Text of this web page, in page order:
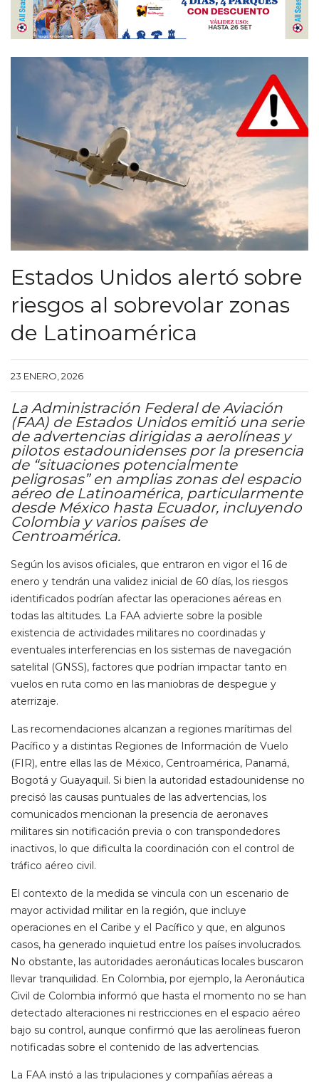
Estados Unidos alertó sobre
riesgos al sobrevolar zonas
de Latinoamérica
23 ENERO, 2026
La Administración Federal de Aviación
(FAA) de Estados Unidos emitió una serie
de advertencias dirigidas a aerolíneas y
pilotos estadounidenses por la presencia
de “situaciones potencialmente
peligrosas” en amplias zonas del espacio
aéreo de Latinoamérica, particularmente
desde México hasta Ecuador, incluyendo
Colombia y varios países de
Centroamérica.
Según los avisos oficiales, que entraron en vigor el 16 de
enero y tendrán una validez inicial de 60 días, los riesgos
identificados podrían afectar las operaciones aéreas en
todas las altitudes. La FAA advierte sobre la posible
existencia de actividades militares no coordinadas y
eventuales interferencias en los sistemas de navegación
satelital (GNSS), factores que podrían impactar tanto en
vuelos en ruta como en las maniobras de despegue y
aterrizaje.
Las recomendaciones alcanzan a regiones marítimas del
Pacífico y a distintas Regiones de Información de Vuelo
(FIR), entre ellas las de México, Centroamérica, Panamá,
Bogotá y Guayaquil. Si bien la autoridad estadounidense no
precisó las causas puntuales de las advertencias, los
comunicados mencionan la presencia de aeronaves
militares sin notificación previa o con transpondedores
inactivos, lo que dificulta la coordinación con el control de
tráfico aéreo civil.
El contexto de la medida se vincula con un escenario de
mayor actividad militar en la región, que incluye
operaciones en el Caribe y el Pacífico y que, en algunos
casos, ha generado inquietud entre los países involucrados.
No obstante, las autoridades aeronáuticas locales buscaron
llevar tranquilidad. En Colombia, por ejemplo, la Aeronáutica
Civil de Colombia informó que hasta el momento no se han
detectado alteraciones ni restricciones en el espacio aéreo
bajo su control, aunque confirmó que las aerolíneas fueron
notificadas sobre el contenido de las advertencias.
La FAA instó a las tripulaciones y compañías aéreas a